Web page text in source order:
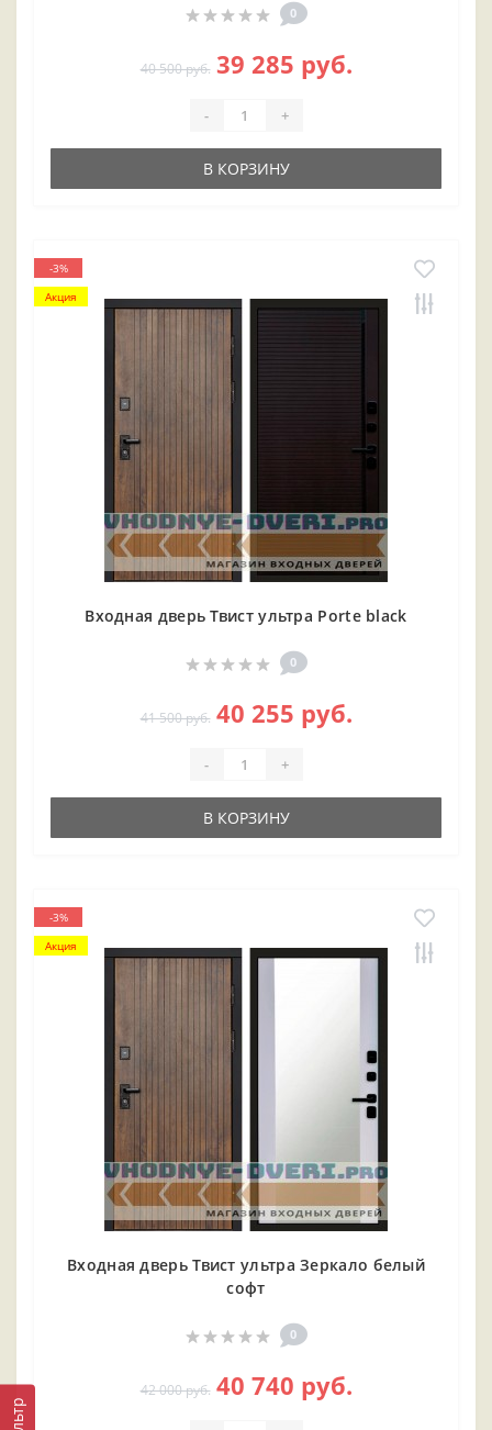
0
40 500 руб. 39 285 руб.
- +
В КОРЗИНУ
-3%
Акция
Входная дверь Твист ультра Porte black
0
41 500 руб. 40 255 руб.
- +
В КОРЗИНУ
-3%
Акция
Входная дверь Твист ультра Зеркало белый
софт
0
42 000 руб. 40 740 руб.